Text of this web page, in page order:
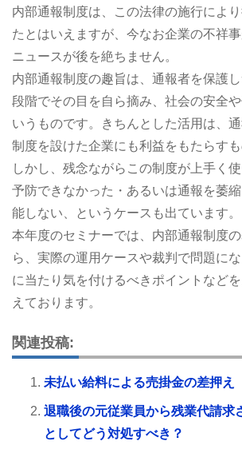
内部通報制度は、この法律の施行によ
たとはいえますが、今なお企業の不祥
ニュースが後を絶ちません。
内部通報制度の趣旨は、通報者を保護
段階でその目を自ら摘み、社会の安全
いうものです。きちんとした活用は、通
制度を設けた企業にも利益をもたらすも
しかし、残念ながらこの制度が上手く
予防できなかった・あるいは通報を萎
能しない、というケースも出ています。
本年度のセミナーでは、内部通報制度
ら、実際の運用ケースや裁判で問題に
に当たり気を付けるべきポイントなど
えております。
関連投稿:
未払い給料による売掛金の差押え
退職後の元従業員から残業代請求
としてどう対処すべき？